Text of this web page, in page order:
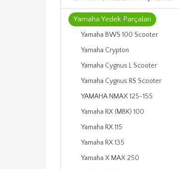
Yamaha Yedek Parçaları
Yamaha BWS 100 Scooter
Yamaha Crypton
Yamaha Cygnus L Scooter
Yamaha Cygnus RS Scooter
YAMAHA NMAX 125-155
Yamaha RX (MBK) 100
Yamaha RX 115
Yamaha RX 135
Yamaha X MAX 250